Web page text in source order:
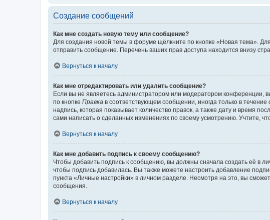
Создание сообщений
Как мне создать новую тему или сообщение?
Для создания новой темы в форуме щёлкните по кнопке «Новая тема».
отправить сообщение. Перечень ваших прав доступа находится внизу
Вернуться к началу
Как мне отредактировать или удалить сообщение?
Если вы не являетесь администратором или модератором конференции,
по кнопке Правка в соответствующем сообщении, иногда только в
надпись, которая показывает количество правок, а также дату и время
сами написать о сделанных изменениях по своему усмотрению. Учтите,
Вернуться к началу
Как мне добавить подпись к своему сообщению?
Чтобы добавить подпись к сообщению, вы должны сначала создать её в
чтобы подпись добавилась. Вы также можете настроить добавление
пункта «Личные настройки» в личном разделе. Несмотря на это, вы
сообщения.
Вернуться к началу